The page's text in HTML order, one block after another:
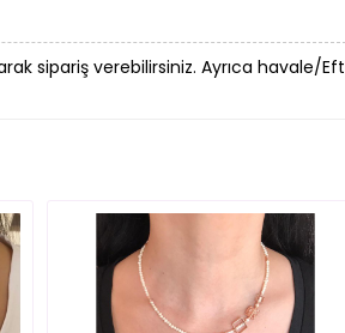
sipariş verebilirsiniz. Ayrıca havale/Eft